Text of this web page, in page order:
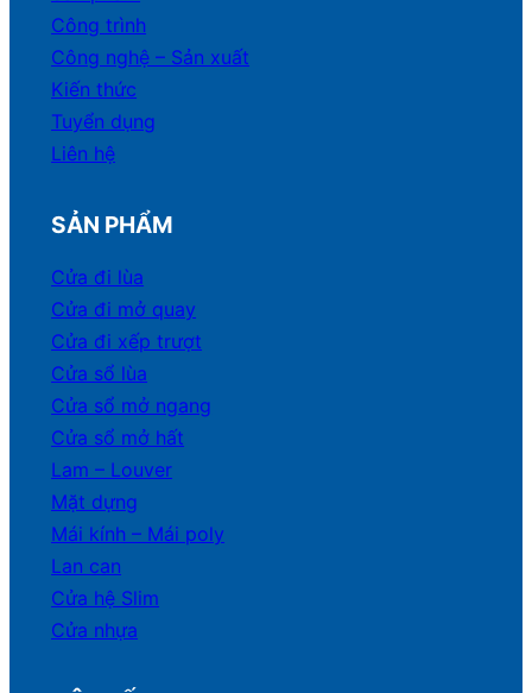
Công trình
Công nghệ – Sản xuất
Kiến thức
Tuyển dụng
Liên hệ
SẢN PHẨM
Cửa đi lùa
Cửa đi mở quay
Cửa đi xếp trượt
Cửa sổ lùa
Cửa sổ mở ngang
Cửa sổ mở hất
Lam – Louver
Mặt dựng
Mái kính – Mái poly
Lan can
Cửa hệ Slim
Cửa nhựa